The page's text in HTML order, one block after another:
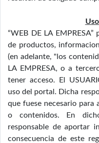
“WEB DE LA
de productos,
(en adelante, "los
LA EMPRESA, o a
tener acceso. El
uso del portal. Dicha
que fuese necesario para
o contenidos. En
responsable de aportar
consecuencia de este